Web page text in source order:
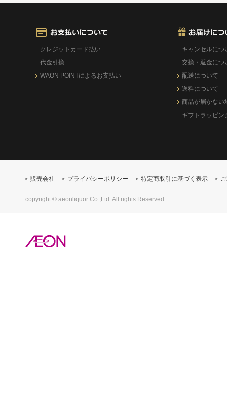
クレジットカード払い
代金引換
WAON POINTによるお支払い
キャンセルにつ
交換・返金につ
配送について
送料について
商品が届かない
ギフトラッピン
販売会社 プライバシーポリシー 特定商取引に基づく表示
copyright © aeonliquor Co.,Ltd. All rights Reserved.